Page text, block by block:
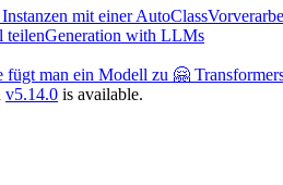
mit einer AutoClass
teilenGeneration with LLMs
fügt man ein Modell zu 🤗
v5.14.0 is available.